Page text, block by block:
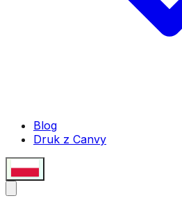
Blog
Druk z Canvy